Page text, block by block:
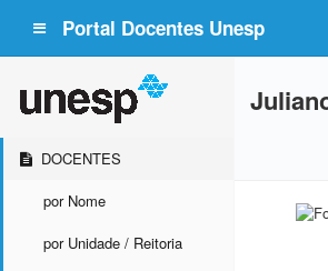
Portal Docentes Unesp
DOCENTES
por Nome
por Unidade / Reitoria